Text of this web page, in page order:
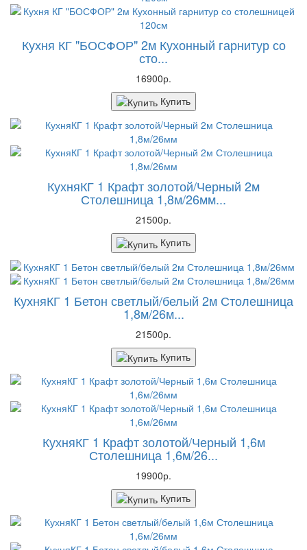
Кухня КГ "БОСФОР" 2м Кухонный гарнитур со
сто...
16900р.
Купить
КухняКГ 1 Крафт золотой/Черный 2м
Столешница 1,8м/26мм...
21500р.
Купить
КухняКГ 1 Бетон светлый/белый 2м Столешница
1,8м/26м...
21500р.
Купить
КухняКГ 1 Крафт золотой/Черный 1,6м
Столешница 1,6м/26...
19900р.
Купить